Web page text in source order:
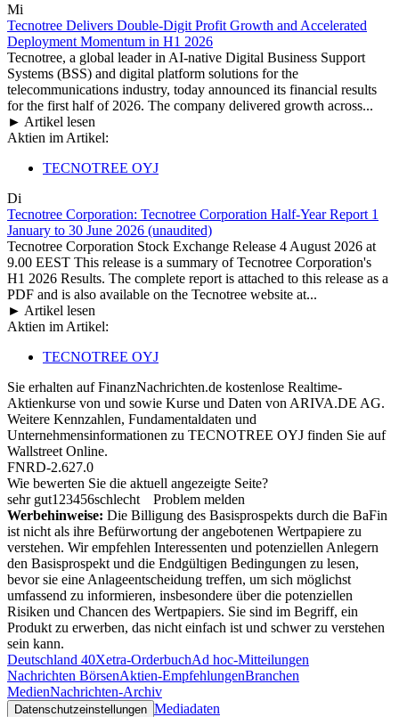
Mi
Tecnotree Delivers Double-Digit Profit Growth and Accelerated
Deployment Momentum in H1 2026
Tecnotree, a global leader in AI-native Digital Business Support
Systems (BSS) and digital platform solutions for the
telecommunications industry, today announced its financial results
for the first half of 2026. The company delivered growth across...
► Artikel lesen
Aktien im Artikel:
TECNOTREE OYJ
Di
Tecnotree Corporation: Tecnotree Corporation Half-Year Report 1
January to 30 June 2026 (unaudited)
Tecnotree Corporation Stock Exchange Release 4 August 2026 at
9.00 EEST This release is a summary of Tecnotree Corporation's
H1 2026 Results. The complete report is attached to this release as a
PDF and is also available on the Tecnotree website at...
► Artikel lesen
Aktien im Artikel:
TECNOTREE OYJ
Sie erhalten auf FinanzNachrichten.de kostenlose Realtime-
Aktienkurse von und sowie Kurse und Daten von ARIVA.DE AG.
Weitere Kennzahlen, Fundamentaldaten und
Unternehmensinformationen zu TECNOTREE OYJ finden Sie auf
Wallstreet Online.
FNRD-2.627.0
Wie bewerten Sie die aktuell angezeigte Seite?
sehr gut1 23456schlecht
Problem melden
Werbehinweise: Die Billigung des Basisprospekts durch die BaFin
ist nicht als ihre Befürwortung der angebotenen Wertpapiere zu
verstehen. Wir empfehlen Interessenten und potenziellen Anlegern
den Basisprospekt und die Endgültigen Bedingungen zu lesen,
bevor sie eine Anlageentscheidung treffen, um sich möglichst
umfassend zu informieren, insbesondere über die potenziellen
Risiken und Chancen des Wertpapiers. Sie sind im Begriff, ein
Produkt zu erwerben, das nicht einfach ist und schwer zu verstehen
sein kann.
Deutschland 40Xetra-OrderbuchAd hoc-Mitteilungen
Nachrichten BörsenAktien-EmpfehlungenBranchen
MedienNachrichten-Archiv
Datenschutzeinstellungen Mediadaten